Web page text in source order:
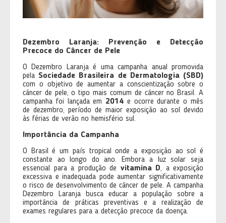
Dezembro Laranja: Prevenção e Detecção
Precoce do Câncer de Pele
O Dezembro Laranja é uma campanha anual promovida
pela Sociedade Brasileira de Dermatologia (SBD)
com o objetivo de aumentar a conscientização sobre o
câncer de pele, o tipo mais comum de câncer no Brasil. A
campanha foi lançada em 2014 e ocorre durante o mês
de dezembro, período de maior exposição ao sol devido
às férias de verão no hemisfério sul.
Importância da Campanha
O Brasil é um país tropical onde a exposição ao sol é
constante ao longo do ano. Embora a luz solar seja
essencial para a produção de vitamina D, a exposição
excessiva e inadequada pode aumentar significativamente
o risco de desenvolvimento de câncer de pele. A campanha
Dezembro Laranja busca educar a população sobre a
importância de práticas preventivas e a realização de
exames regulares para a detecção precoce da doença.